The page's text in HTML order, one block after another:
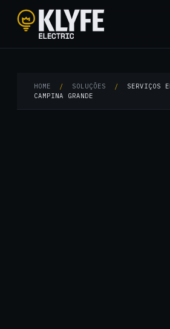
Klyfe Electric
HOME / SOLUÇÕES /
SERVIÇOS
CAMPINA GRANDE